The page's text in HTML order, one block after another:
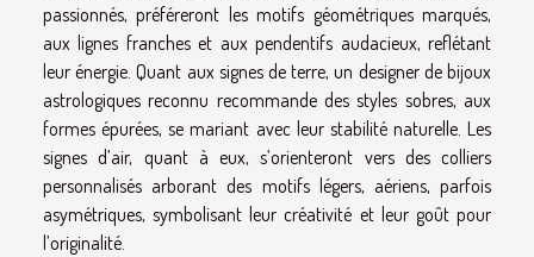
passionnés, préféreront les motifs géométriques marqués,
aux lignes franches et aux pendentifs audacieux, reflétant
leur énergie. Quant aux signes de terre, un designer de bijoux
astrologiques reconnu recommande des styles sobres, aux
formes épurées, se mariant avec leur stabilité naturelle. Les
signes d’air, quant à eux, s’orienteront vers des colliers
personnalisés arborant des motifs légers, aériens, parfois
asymétriques, symbolisant leur créativité et leur goût pour
l’originalité.